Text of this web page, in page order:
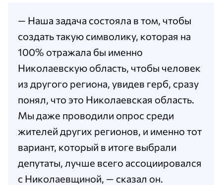
— Наша задача состояла в том, чтобы
создать такую символику, которая на
100% отражала бы именно
Николаевскую область, чтобы человек
из другого региона, увидев герб, сразу
понял, что это Николаевская область.
Мы даже проводили опрос среди
жителей других регионов, и именно тот
вариант, который в итоге выбрали
депутаты, лучше всего ассоциировался
с Николаевщиной, — сказал он.